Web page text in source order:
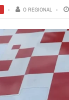
O REGIONAL